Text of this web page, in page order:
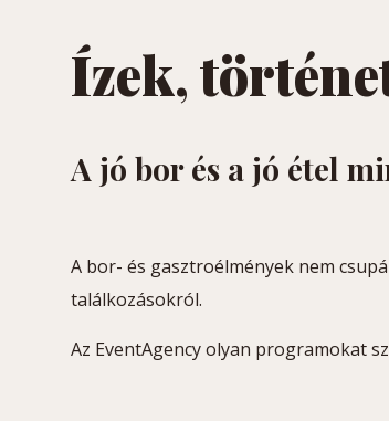
Ízek,
A jó bor és a jó étel
A bor- és gasztroélmények nem
találkozásokról.
Az EventAgency olyan programokat